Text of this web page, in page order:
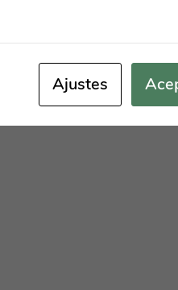
Ajustes